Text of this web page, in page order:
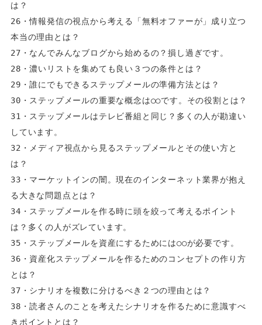
は？
26・情報発信の視点から考える「無料オファーが」成り立つ
本当の理由とは？
27・なんでみんなブログから始めるの？損し過ぎです。
28・濃いリストを集めても良い３つの条件とは？
29・誰にでもできるステップメールの準備方法とは？
31・ステップメールはテレビ番組と同じ？多くの人が勘違い
しています。
32・メディア視点から見るステップメールとその使い方と
は？
33・マーケットインの闇。現在のインターネット業界が抱え
る大きな問題点とは？
34・ステップメールを作る時に頭を絞って考えるポイント
は？多くの人がズレています。
35・ステップメールを資産にするためには○○が必要です。
36・資産化ステップメールを作るためのコンセプトの作り方
とは？
37・シナリオを複数に分けるべき２つの理由とは？
38・読者さんのことを考えたシナリオを作るために意識すべ
きポイントとは？